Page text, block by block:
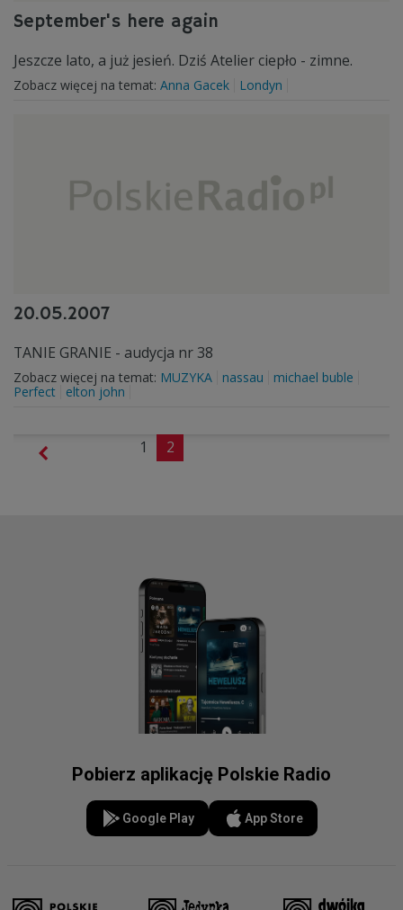
September's here again
Jeszcze lato, a już jesień. Dziś Atelier ciepło - zimne.
Zobacz więcej na temat: Anna Gacek Londyn
20.05.2007
TANIE GRANIE - audycja nr 38
Zobacz więcej na temat: MUZYKA nassau
michael buble
Perfect
elton john
1 2
Pobierz aplikację Polskie Radio
Google Play App Store